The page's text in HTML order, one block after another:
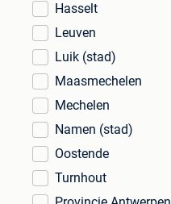
Hasselt
Leuven
Luik (stad)
Maasmechelen
Mechelen
Namen (stad)
Oostende
Turnhout